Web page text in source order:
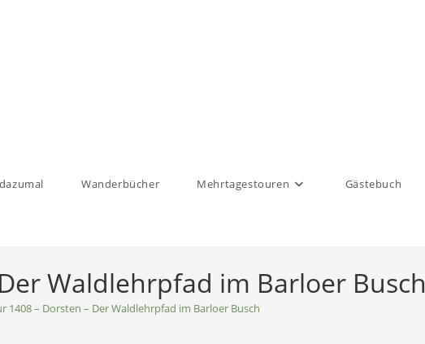
Wanderbücher Mehrtagestouren Gästebuch
Waldlehrpfad im Barloer Busch
1408 – Dorsten – Der Waldlehrpfad im Barloer Busch